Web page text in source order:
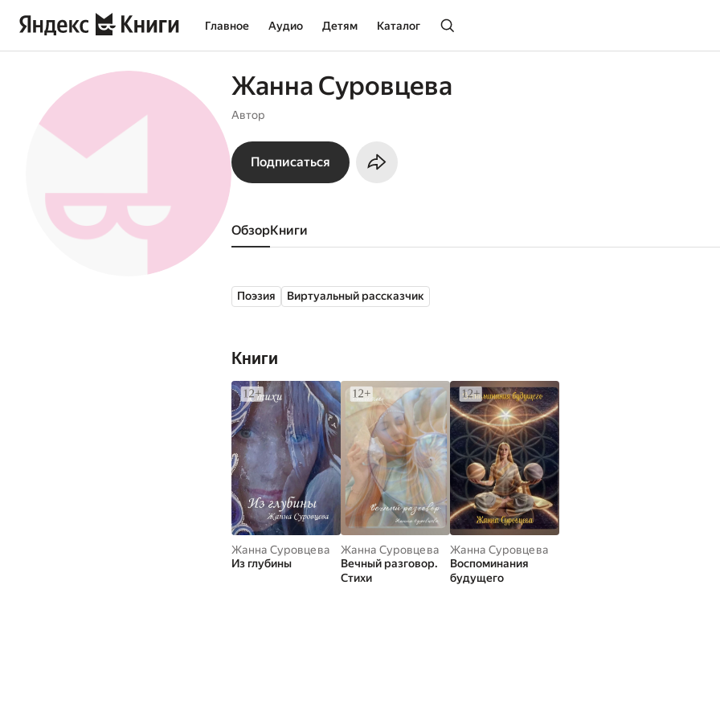
Главное Аудио Детям Каталог
Жанна Суровцева
Автор
Подписаться
Обзор книги
Поэзия Виртуальный рассказчик
Книги
Жанна Суровцева
Из глубины
Жанна Суровцева
Вечный разговор.
Стихи
Жанна Суровцева
Воспоминания
будущего